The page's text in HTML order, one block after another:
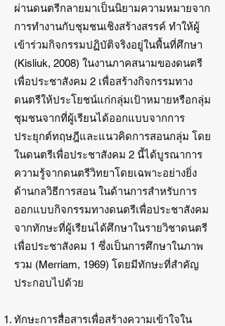
ผ่านดนตรีกลายมาเป็นนิยามความหมายจาก
การทำงานกับชุมชนเชิงสร้างสรรค์ ทำให้ผู้
เข้าร่วมกิจกรรมปฏิบัติจริงอยู่ในพื้นที่ศึกษา
(Kisliuk, 2008) ในงานภาคสนามของดนตรี
เพื่อประชาสังคม 2 เพื่อสร้างกิจกรรมทาง
ดนตรีให้ประโยชน์แก่กลุ่มเป้าหมายหรือกลุ่ม
ชุมชนจากที่ผู้เรียนได้ออกแบบจากการ
ประยุกต์ทฤษฎีและแนวคิดการสอนกลุ่ม โดย
ในดนตรีเพื่อประชาสังคม 2 นี้ได้บูรณาการ
ความรู้จากดนตรีวิทยาโดยเฉพาะอย่างยิ่ง
ด้านกลวิธีการสอน ในด้านการสำหรับการ
ออกแบบกิจกรรมทางดนตรีเพื่อประชาสังคม
จากทักษะที่ผู้เรียนได้ศึกษาในรายวิชาดนตรี
เพื่อประชาสังคม 1 ซึ่งเป็นการศึกษาในภาพ
รวม (Merriam, 1969) โดยมีทักษะที่สำคัญ
ประกอบไปด้วย
ทักษะการสื่อสารเพื่อสร้างความเข้าใจใน